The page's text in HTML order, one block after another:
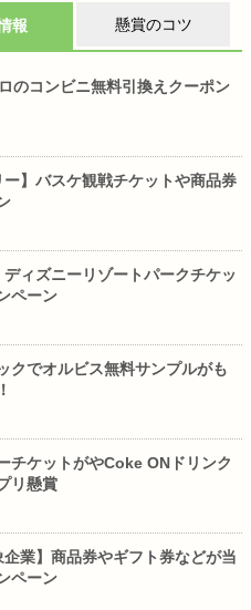
報 懸賞のコツ
のコンビニ無料引換えクーポン
ー】バスケ観戦チケットや商品券
ディズニーリゾートパークチケッ
ペーン
クでオルビス無料サンプルがも
チケットがやCoke ONドリンク
リ懸賞
企業】商品券やギフト券などが当
ペーン